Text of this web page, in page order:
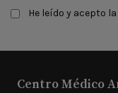
Claúsula *
He leído y acepto la
Centro Médico